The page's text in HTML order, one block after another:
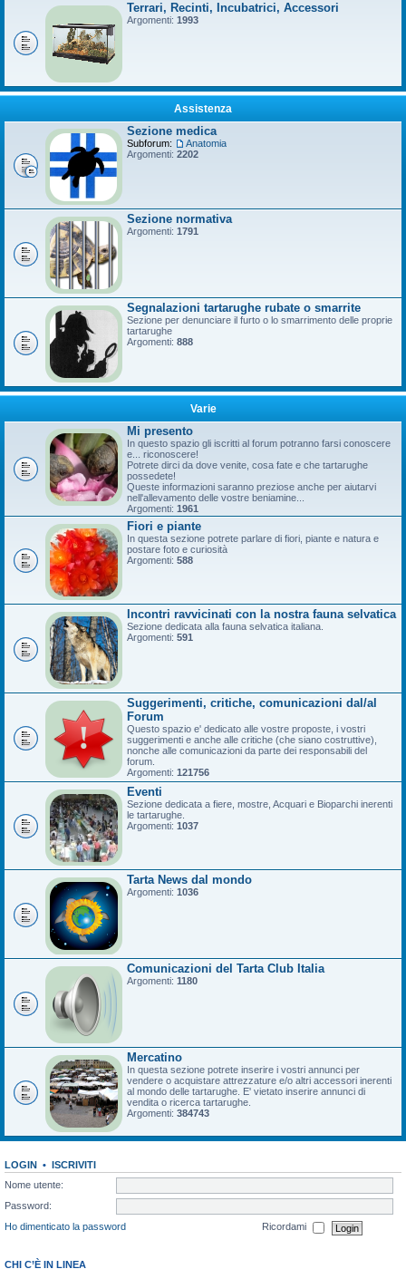
Terrari, Recinti, Incubatrici, Accessori
Argomenti: 1993
Assistenza
Sezione medica
Subforum:
Anatomia
Argomenti: 2202
Sezione normativa
Argomenti: 1791
Segnalazioni tartarughe rubate o smarrite
Sezione per denunciare il furto o lo smarrimento delle proprie
tartarughe
Argomenti: 888
Varie
Mi presento
In questo spazio gli iscritti al forum potranno farsi conoscere
e... riconoscere!
Potrete dirci da dove venite, cosa fate e che tartarughe
possedete!
Queste informazioni saranno preziose anche per aiutarvi
nell'allevamento delle vostre beniamine...
Argomenti: 1961
Fiori e piante
In questa sezione potrete parlare di fiori, piante e natura e
postare foto e curiosità
Argomenti: 588
Incontri ravvicinati con la nostra fauna selvatica
Sezione dedicata alla fauna selvatica italiana.
Argomenti: 591
Suggerimenti, critiche, comunicazioni dal/al
Forum
Questo spazio e' dedicato alle vostre proposte, i vostri
suggerimenti e anche alle critiche (che siano costruttive),
nonche alle comunicazioni da parte dei responsabili del
forum.
Argomenti: 121756
Eventi
Sezione dedicata a fiere, mostre, Acquari e Bioparchi inerenti
le tartarughe.
Argomenti: 1037
Tarta News dal mondo
Argomenti: 1036
Comunicazioni del Tarta Club Italia
Argomenti: 1180
Mercatino
In questa sezione potrete inserire i vostri annunci per
vendere o acquistare attrezzature e/o altri accessori inerenti
al mondo delle tartarughe. E' vietato inserire annunci di
vendita o ricerca tartarughe.
Argomenti: 384743
LOGIN • ISCRIVITI
Nome utente:
Password:
Ho dimenticato la password
Ricordami
CHI C’È IN LINEA